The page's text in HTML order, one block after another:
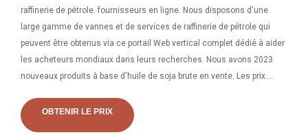
raffinerie de pétrole. fournisseurs en ligne. Nous disposons d'une
large gamme de vannes et de services de raffinerie de pétrole qui
peuvent être obtenus via ce portail Web vertical complet dédié à aider
les acheteurs mondiaux dans leurs recherches. Nous avons 2023
nouveaux produits à base d'huile de soja brute en vente. Les prix
sur le prix de l'huile de tournesol, le prix de l'huile de machine, le prix
de l'huile hydraulique pour comparer les achats avant de passer une
OBTENIR LE PRIX